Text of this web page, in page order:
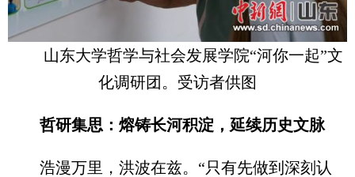
山东大学哲学与社会发展学院“河你一起”文
化调研团。受访者供图
哲研集思：熔铸长河积淀，延续历史文脉
浩漫万里，洪波在兹。“只有先做到深刻认